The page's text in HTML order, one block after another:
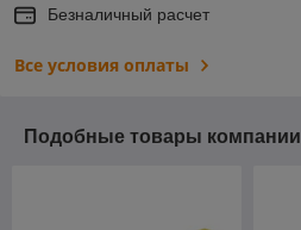
Безналичный расчет
Все условия оплаты
Подобные товары компании